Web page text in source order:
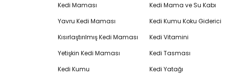
Kedi Maması
Yavru Kedi Maması
Kısırlaştırılmış Kedi Maması
Yetişkin Kedi Maması
Kedi Kumu
Kedi Mama ve Su Kabı
Kedi Kumu Koku Giderici
Kedi Vitamini
Kedi Tasması
Kedi Yatağı